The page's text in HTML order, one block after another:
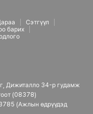
Сэтгүүл
барих
Дижиталло 34-р гудамж
(08378)
(Ажлын өдрүүдэд